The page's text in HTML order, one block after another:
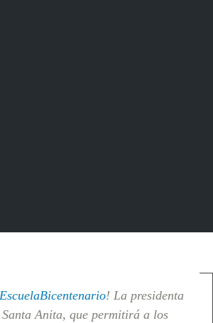
! La presidenta
Anita, que permitirá a los